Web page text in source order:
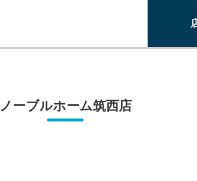
ノーブルホーム筑西店